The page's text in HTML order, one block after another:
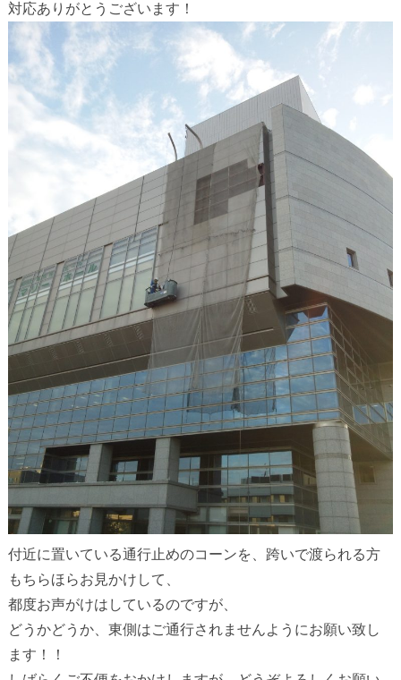
対応ありがとうございます！
付近に置いている通行止めのコーンを、跨いで渡られる方
もちらほらお見かけして、
都度お声がけはしているのですが、
どうかどうか、東側はご通行されませんようにお願い致し
ます！！